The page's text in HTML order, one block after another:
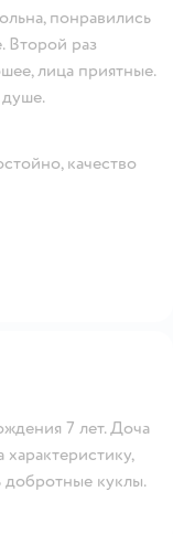
понравились
Второй раз
лица приятные.
качество
7 лет. Доча
характеристику,
добротные куклы.